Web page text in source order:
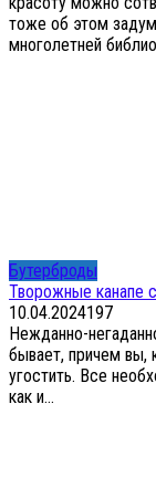
тоже об этом
многолетней
Бутерброды
Творожные канапе
10.04.2024197
Нежданно-
бывает, причем вы,
угостить. Все
как и...